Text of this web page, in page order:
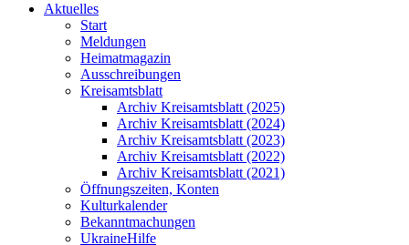
Aktuelles
Start
Meldungen
Heimatmagazin
Ausschreibungen
Kreisamtsblatt
Archiv Kreisamtsblatt (2025)
Archiv Kreisamtsblatt (2024)
Archiv Kreisamtsblatt (2023)
Archiv Kreisamtsblatt (2022)
Archiv Kreisamtsblatt (2021)
Öffnungszeiten, Konten
Kulturkalender
Bekanntmachungen
UkraineHilfe